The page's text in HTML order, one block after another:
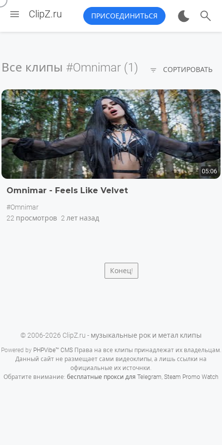
 ClipZ.ru ПРИСОЕДИНИТЬСЯ 
Все клипы #Omnimar (1)  СОРТИРОВАТЬ
05:06
Omnimar - Feels Like Velvet
#Omnimar
22 просмотров 2 лет назад
Конец!
© 2006-2026 ClipZ.ru - музыкальные рок и метал клипы
Powered by PHPVibe™ CMSПрава на все клипы принадлежат их владельцам.
Данный сайт не размещает сами видеоклипы, а лишь ссылки на
официальные их источнки.
Обратите внимание: бесплатные прокси для Telegram, Steam Promo Watch